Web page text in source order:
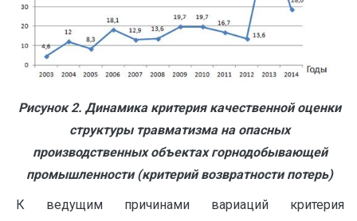
Рисунок 2. Динамика критерия качественной оценки
структуры травматизма на опасных
производственных объектах горнодобывающей
промышленности (критерий возвратности потерь)
К ведущим причинами вариаций критерия